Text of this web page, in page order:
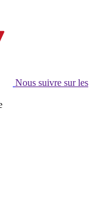
Nous suivre sur les